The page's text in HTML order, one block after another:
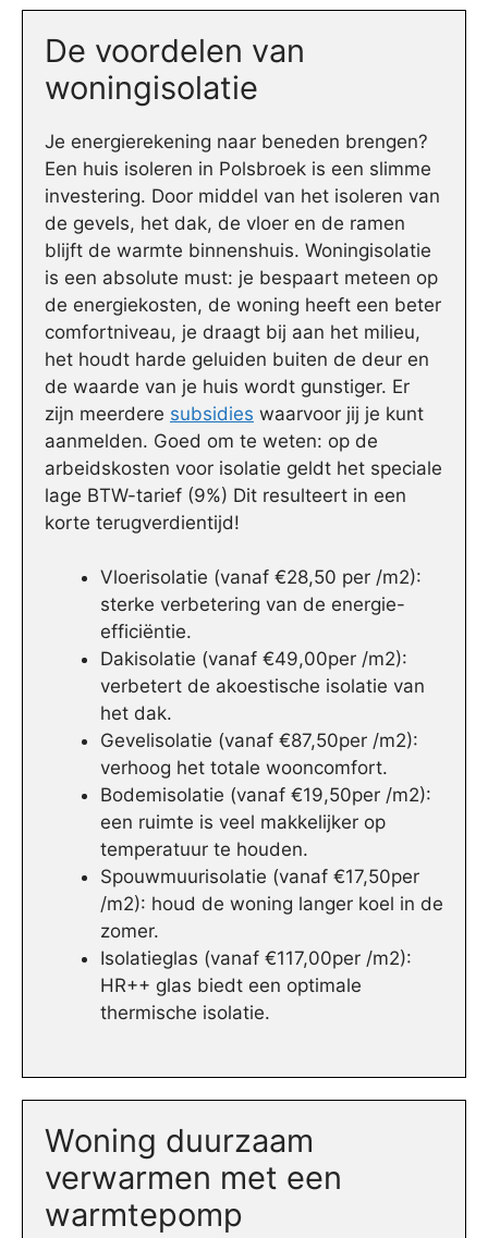
De voordelen van
woningisolatie
Je energierekening naar beneden brengen?
Een huis isoleren in Polsbroek is een slimme
investering. Door middel van het isoleren van
de gevels, het dak, de vloer en de ramen
blijft de warmte binnenshuis. Woningisolatie
is een absolute must: je bespaart meteen op
de energiekosten, de woning heeft een beter
comfortniveau, je draagt bij aan het milieu,
het houdt harde geluiden buiten de deur en
de waarde van je huis wordt gunstiger. Er
zijn meerdere subsidies waarvoor jij je kunt
aanmelden. Goed om te weten: op de
arbeidskosten voor isolatie geldt het speciale
lage BTW-tarief (9%) Dit resulteert in een
korte terugverdientijd!
Vloerisolatie (vanaf €28,50 per /m2):
sterke verbetering van de energie-
efficiëntie.
Dakisolatie (vanaf €49,00per /m2):
verbetert de akoestische isolatie van
het dak.
Gevelisolatie (vanaf €87,50per /m2):
verhoog het totale wooncomfort.
Bodemisolatie (vanaf €19,50per /m2):
een ruimte is veel makkelijker op
temperatuur te houden.
Spouwmuurisolatie (vanaf €17,50per
/m2): houd de woning langer koel in de
zomer.
Isolatieglas (vanaf €117,00per /m2):
HR++ glas biedt een optimale
thermische isolatie.
Woning duurzaam
verwarmen met een
warmtepomp